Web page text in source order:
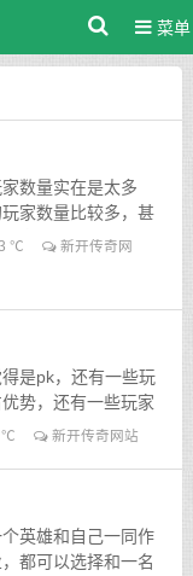
菜单
数量实在是太多
家数量比较多，甚
家退游以后才可...
℃
新开传奇网
是pk，还有一些玩
势，还有一些玩家
的pk方式。...
℃ 新开传奇网站
英雄和自己一同作
都可以选择和一名